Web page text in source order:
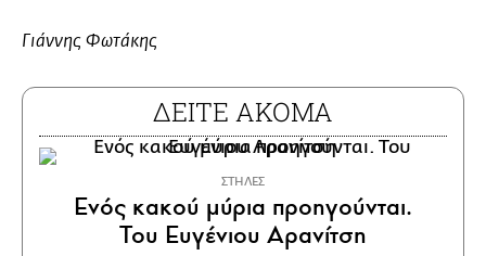
Γιάννης Φωτάκης
ΔΕΙΤΕ ΑΚΟΜΑ
ΣΤΗΛΕΣ
Ενός κακού μύρια προηγούνται.
Του Ευγένιου Αρανίτση